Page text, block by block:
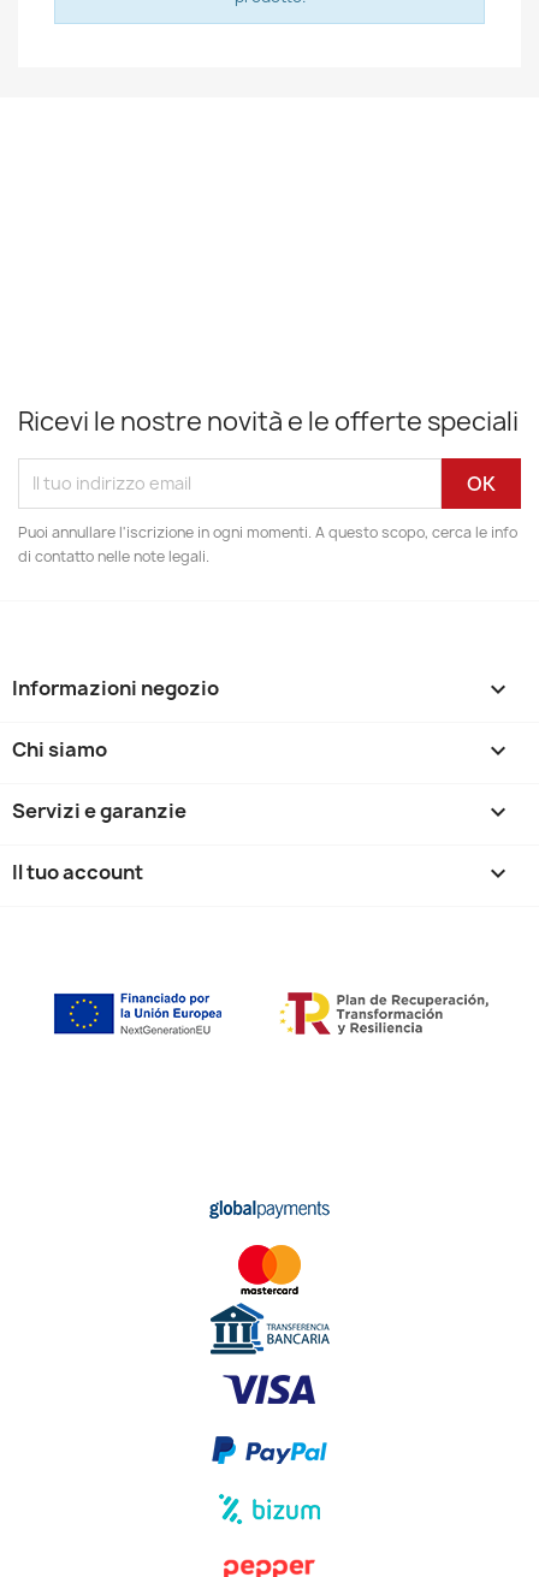
Ricevi le nostre novità e le offerte speciali
Puoi annullare l'iscrizione in ogni momenti. A questo scopo, cerca le info
di contatto nelle note legali.
Informazioni negozio keyboard_arrow_down
Chi siamo 
Servizi e garanzie 
Il tuo account 